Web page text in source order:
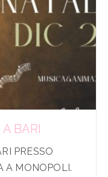
BARI
PRESSO
A MONOPOLI.